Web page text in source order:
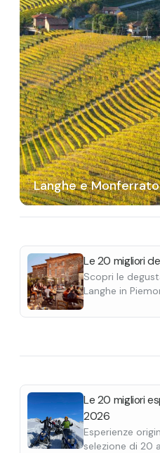
Langhe e Monferrato
Le 20 migliori
Scopri le
Langhe in
vigna.
Le 20 migliori
2026
Esperienze
selezione di 20